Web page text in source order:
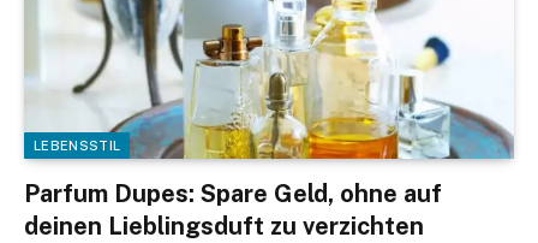
LEBENSSTIL
Parfum Dupes: Spare Geld, ohne auf
deinen Lieblingsduft zu verzichten